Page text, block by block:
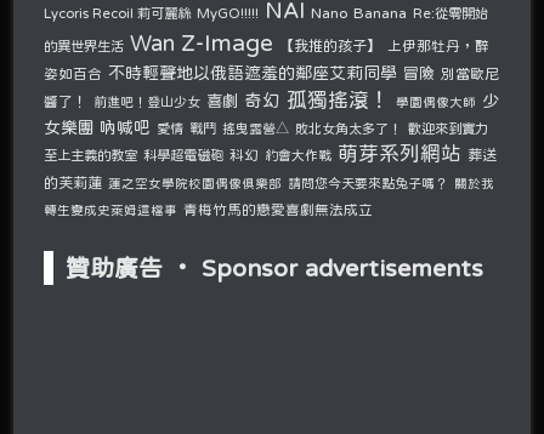
Lycoris Recoil 莉可麗絲 MyGO!!!!! NAI Nano Banana Re:從零開始
的異世界生活 Wan Z-Image 【我推的孩子】 上伊那牡丹，醉
姿如百合 不時輕聲地以俄語遮羞的鄰座艾莉同學 冒險 別當歐尼
醬了！ 前進吧！登山少女 喜劇 奇幻 孤獨搖滾！ 學園偶像大師
少
女樂團 吶喊吧
愛情 戰鬥 搖曳露營△ 敗北女角太多了！
歡迎來到實力
至上主義的教室 科學超電磁砲 科幻 約會大作戰 萌芽系列網站 葬送
的芙莉蓮 蓮之空女學院校園偶像俱樂部 請問您今天要來點兔子嗎？ 關於我
轉生變成史萊姆這檔事 青梅竹馬的戀愛喜劇無法成立
贊助廣告 ‧ Sponsor advertisements